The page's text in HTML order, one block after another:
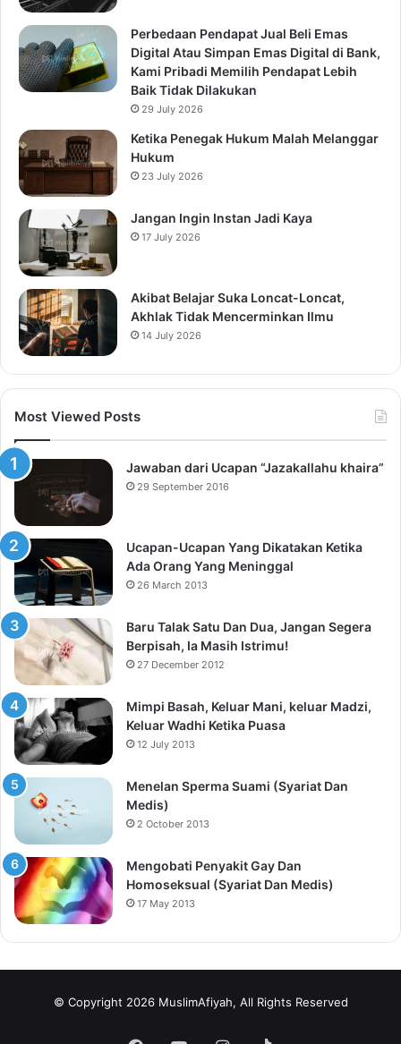
Perbedaan Pendapat Jual Beli Emas
Digital Atau Simpan Emas Digital di Bank,
Kami Pribadi Memilih Pendapat Lebih
Baik Tidak Dilakukan
29 July 2026
Ketika Penegak Hukum Malah Melanggar
Hukum
23 July 2026
Jangan Ingin Instan Jadi Kaya
17 July 2026
Akibat Belajar Suka Loncat-Loncat,
Akhlak Tidak Mencerminkan Ilmu
14 July 2026
Most Viewed Posts
Jawaban dari Ucapan “Jazakallahu khaira”
29 September 2016
Ucapan-Ucapan Yang Dikatakan Ketika
Ada Orang Yang Meninggal
26 March 2013
Baru Talak Satu Dan Dua, Jangan Segera
Berpisah, Ia Masih Istrimu!
27 December 2012
Mimpi Basah, Keluar Mani, keluar Madzi,
Keluar Wadhi Ketika Puasa
12 July 2013
Menelan Sperma Suami (Syariat Dan
Medis)
2 October 2013
Mengobati Penyakit Gay Dan
Homoseksual (Syariat Dan Medis)
17 May 2013
© Copyright 2026 MuslimAfiyah, All Rights Reserved